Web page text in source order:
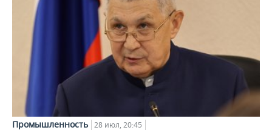
Промышленность 28 июл, 20:45